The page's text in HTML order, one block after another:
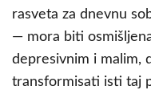
rasveta za dnevnu
— mora biti
depresivnim i malim,
transformisati isti taj